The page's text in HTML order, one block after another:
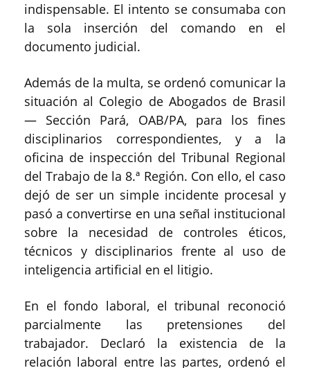
indispensable. El intento se consumaba con
la sola inserción del comando en el
documento judicial.
Además de la multa, se ordenó comunicar la
situación al Colegio de Abogados de Brasil
— Sección Pará, OAB/PA, para los fines
disciplinarios correspondientes, y a la
oficina de inspección del Tribunal Regional
del Trabajo de la 8.ª Región. Con ello, el caso
dejó de ser un simple incidente procesal y
pasó a convertirse en una señal institucional
sobre la necesidad de controles éticos,
técnicos y disciplinarios frente al uso de
inteligencia artificial en el litigio.
En el fondo laboral, el tribunal reconoció
parcialmente las pretensiones del
trabajador. Declaró la existencia de la
relación laboral entre las partes, ordenó el